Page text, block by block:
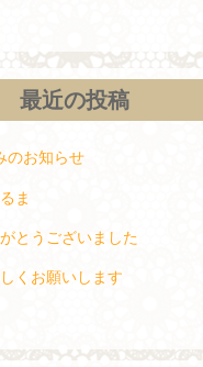
最近の投稿
のお知らせ
ま
とうございました
くお願いします